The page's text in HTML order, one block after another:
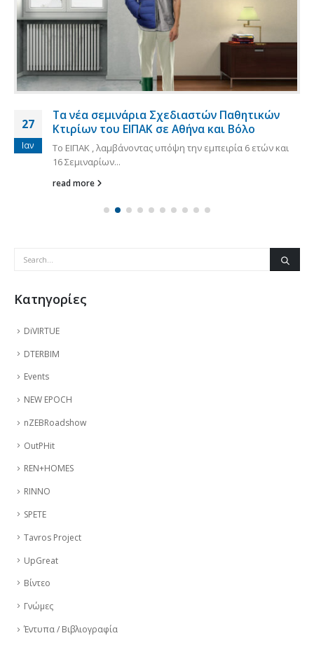
27
Ιαν
Τα νέα σεμινάρια Σχεδιαστών Παθητικών
Κτιρίων του ΕΙΠΑΚ σε Αθήνα και Βόλο
Το ΕΙΠΑΚ , λαμβάνοντας υπόψη την εμπειρία 6 ετών και
16 Σεμιναρίων...
read more
Kατηγορίες
DiVIRTUE
DTERBIM
Events
NEW EPOCH
nZEBRoadshow
OutPHit
REN+HOMES
RINNO
SPETE
Tavros Project
UpGreat
Βίντεο
Γνώμες
Έντυπα / Βιβλιογραφία